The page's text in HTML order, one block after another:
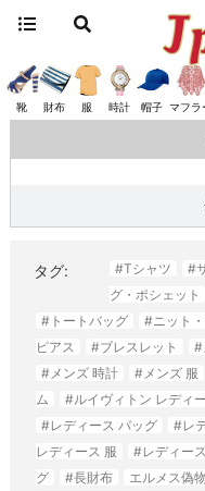
靴 財布 服 時計 帽子 マフラ
/ “ロエベ偽物”にタグ付
ロエベ偽物
タグ: #Tシャツ #
グ・ポシェット
#トートバッグ
#ニット
ピアス
#ブレスレット #
#メンズ 時計
#メンズ 服
ム
#ルイヴィトン レディ
#レディース バッグ
#レ
レディース 服
#レディー
グ
#長財布 エルメス偽物